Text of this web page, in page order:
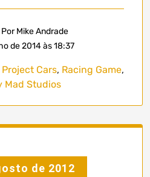
Por Mike Andrade
de 2014 às 18:37
Project Cars, Racing Game,
Mad Studios
de 2012